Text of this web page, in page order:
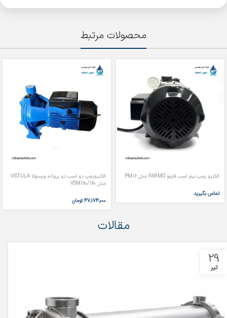
محصولات مرتبط
الکترو پمپ نیم اسب فارمو FARMO مدل PM16
تماس بگیرید
الکتروپمپ دو اسب دو پروانه ویستولا VISTULA
مدل VSM160/160
۴۷,۱۷۴,۰۰۰ تومان
مقالات
29
تیر